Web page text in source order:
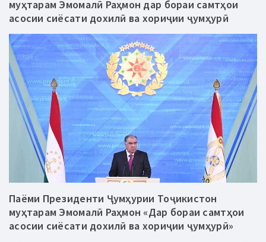
муҳтарам Эмомалӣ Раҳмон дар бораи самтҳои
асосии сиёсати дохилӣ ва хориҷии ҷумҳурӣ
Паёми Президенти Ҷумҳурии Тоҷикистон
муҳтарам Эмомалӣ Раҳмон «Дар бораи самтҳои
асосии сиёсати дохилӣ ва хориҷии ҷумҳурӣ»